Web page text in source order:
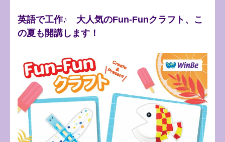
英語で工作♪ 大人気のFun‐Funクラフト、こ
の夏も開講します！